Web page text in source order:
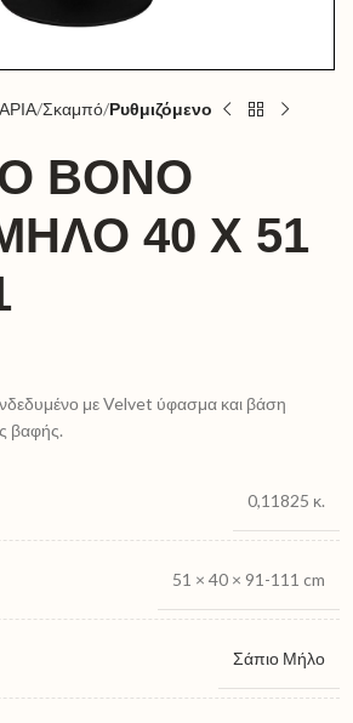
Σκαμπό Ρυθμιζόμενο
BONO
40 X 51
με Velvet ύφασμα και βάση
βαφής.
0,11825 κ.
51 × 40 × 91-111 cm
Σάπιο Μήλο